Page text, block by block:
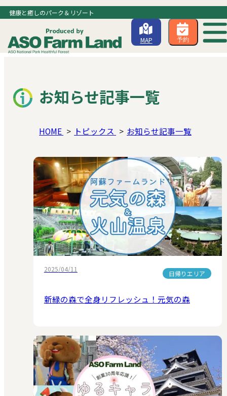
健康と癒しのパーク＆リゾート
MAP 予約
お知らせ記事一覧
HOME トピックス お知らせ記事一覧
2025/04/11
日帰りエリア
新緑の森で全身リフレッシュ！元気の森